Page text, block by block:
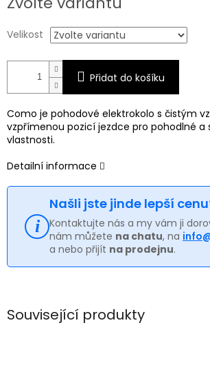
cena:
Velikost
Přidat do košíku
Como je pohodové elektrokolo s čistým
vzpřímenou pozicí jezdce pro pohodlné a
vlastnosti.
Detailní informace
Našli jste jinde lepší
Kontaktujte nás a my vám ji
nám můžete na chatu, na
a nebo přijít na prodejnu.
Související produkty